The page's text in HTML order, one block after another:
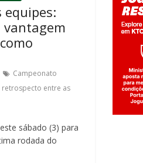
equipes:
vantagem
Campeonato
retrospecto entre as
sábado (3) para
rodada do